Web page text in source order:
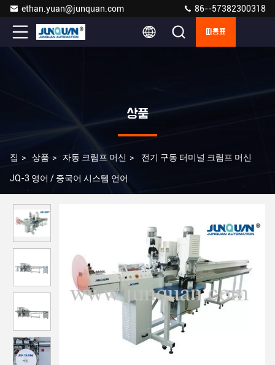
ethan.yuan@junquan.com 86--57382300318
따옴표
상품
집 > 상품 > 자동 크림프 머신 > 전기 구동 터미널 크림프 머신
JQ-3 영어 / 중국어 시스템 언어